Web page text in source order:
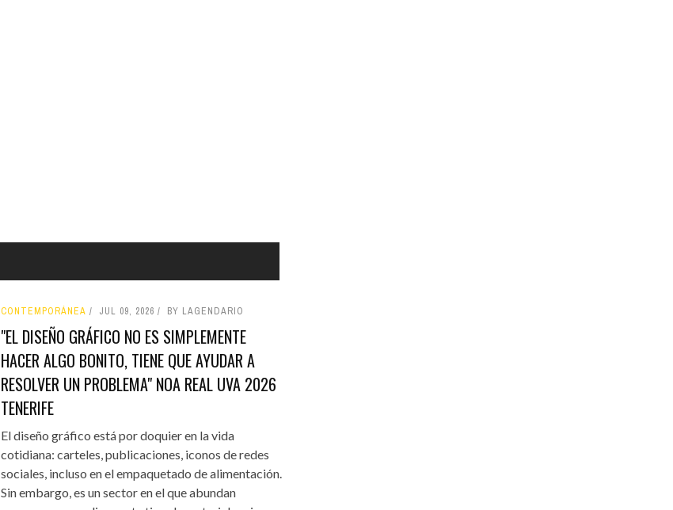
CONTEMPORÁNEA JUL 09, 2026 BY LAGENDARIO
"EL DISEÑO GRÁFICO NO ES SIMPLEMENTE
HACER ALGO BONITO, TIENE QUE AYUDAR A
RESOLVER UN PROBLEMA" NOA REAL UVA 2026
TENERIFE
El diseño gráfico está por doquier en la vida
cotidiana: carteles, publicaciones, iconos de redes
sociales, incluso en el empaquetado de alimentación.
Sin embargo, es un sector en el que abundan